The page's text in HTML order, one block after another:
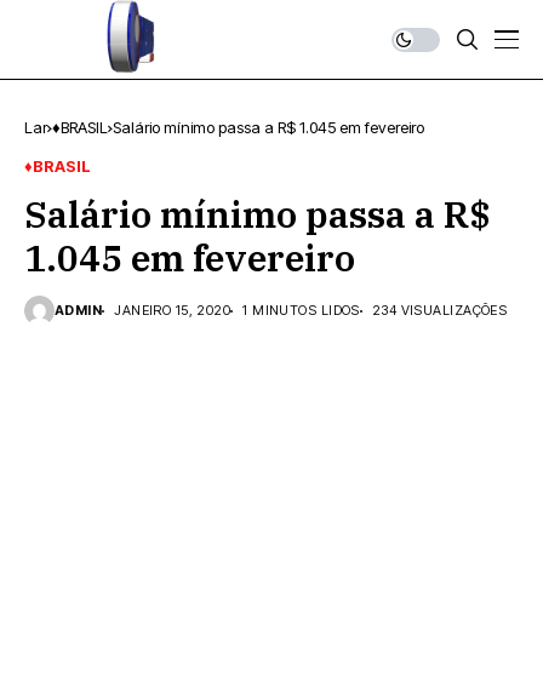
Lar ♦BRASIL Salário mínimo passa a R$ 1.045 em fevereiro
♦BRASIL
Salário mínimo passa a R$
1.045 em fevereiro
ADMIN JANEIRO 15, 2020 1 MINUTOS LIDOS 234 VISUALIZAÇÕES